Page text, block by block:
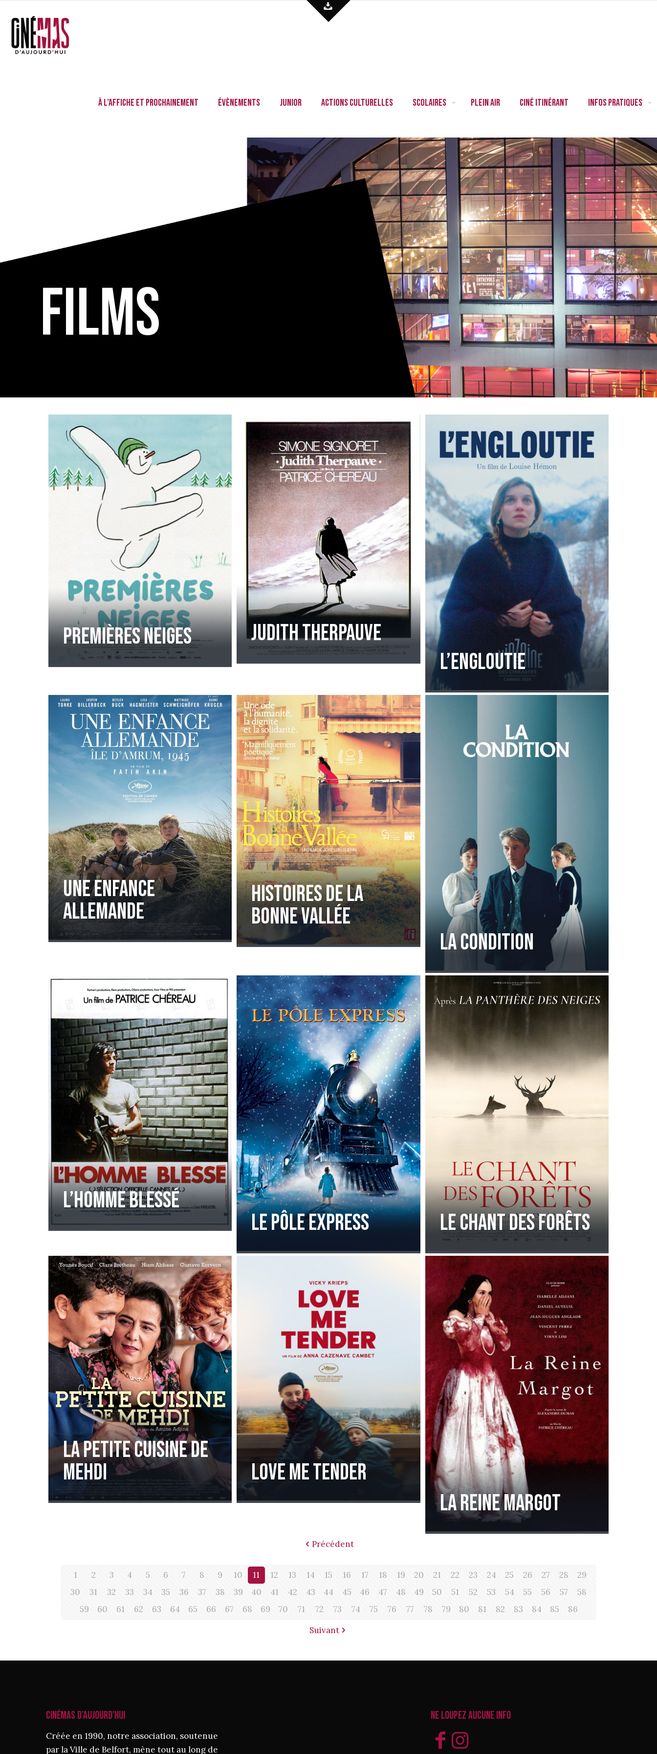
À l’affiche et prochainement Évènements Junior Actions culturelles Scolaires Plein air Ciné itinérant Infos pratiques
Films
Premières Neiges
Judith Therpauve
L’engloutie
Une enfance
allemande
Histoires de la
bonne vallée
La condition
L’homme blessé
Le Pôle Express
Le chant des forêts
La petite cuisine de
Mehdi
Love me tender
La reine Margot
Précédent
1 2 3 4 5 6 7 8 9 10 11 12 13 14 15 16 17 18 19 20 21 22 23 24 25 26 27 28
29
30
31 32 33 34 35 36 37 38 39 40 41 42 43 44 45 46 47 48 49 50 51 52 53 54 55 56 57
58
59
60 61 62 63 64 65 66 67 68 69 70 71 72 73 74 75 76 77 78 79 80 81 82 83 84 85
86
Suivant
CINÉMAS D’AUJOURD’HUI
Créée en 1990, notre association, soutenue
par la Ville de Belfort, mène tout au long de
Ne loupez aucune info